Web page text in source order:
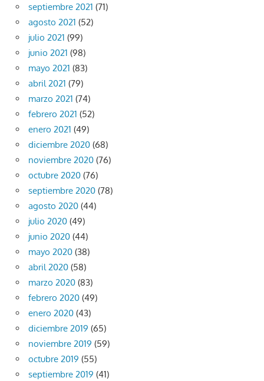
septiembre 2021 (71)
agosto 2021 (52)
julio 2021 (99)
junio 2021 (98)
mayo 2021 (83)
abril 2021 (79)
marzo 2021 (74)
febrero 2021 (52)
enero 2021 (49)
diciembre 2020 (68)
noviembre 2020 (76)
octubre 2020 (76)
septiembre 2020 (78)
agosto 2020 (44)
julio 2020 (49)
junio 2020 (44)
mayo 2020 (38)
abril 2020 (58)
marzo 2020 (83)
febrero 2020 (49)
enero 2020 (43)
diciembre 2019 (65)
noviembre 2019 (59)
octubre 2019 (55)
septiembre 2019 (41)